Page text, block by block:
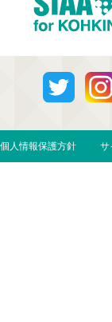
個人情報保護方針 サ